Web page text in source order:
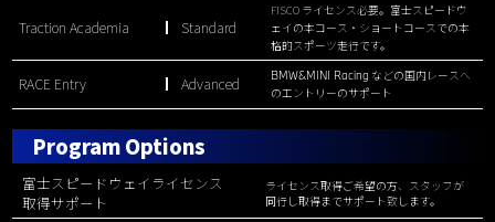
Traction Academia Standard
FISCO ライセンス必要。富士スピードウ
ェイの本コース・ショートコースでの本
格的スポーツ走行です。
RACE Entry Advanced BMW&MINI Racing などの国内レースへ
のエントリーのサポート
Program Options
富士スピードウェイライセンス
取得サポート
ライセンス取得ご希望の方、スタッフが
同行し取得までサポート致します。